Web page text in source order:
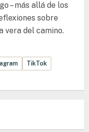
– más allá de los
sobre
vera del camino.
TikTok